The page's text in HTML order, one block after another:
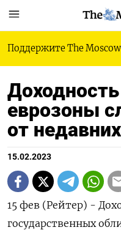
Поддержите The
еврозоны
от
15.02.2023
15 фев (Рейтер) -
государственных